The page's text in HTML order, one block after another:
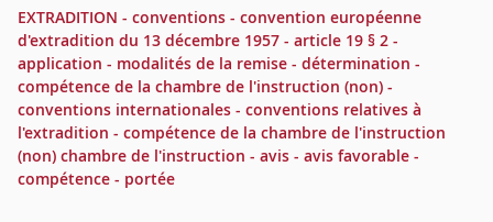
EXTRADITION - conventions - convention européenne
d'extradition du 13 décembre 1957 - article 19 § 2 -
application - modalités de la remise - détermination -
compétence de la chambre de l'instruction (non) -
conventions internationales - conventions relatives à
l'extradition - compétence de la chambre de l'instruction
(non) chambre de l'instruction - avis - avis favorable -
compétence - portée